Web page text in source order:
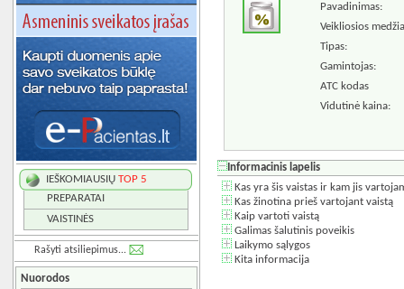
IEŠKOMIAUSIŲ TOP 5
PREPARATAI
VAISTINĖS
Rašyti atsiliepimus...
Nuorodos
Pavadinimas:
Veikliosios
Tipas:
Gamintojas:
ATC kodas
Vidutinė kaina:
Informacinis lapelis
Kas yra šis vaistas ir kam jis
Kas žinotina prieš vartojant vaistą
Kaip vartoti vaistą
Galimas šalutinis poveikis
Laikymo sąlygos
Kita informacija